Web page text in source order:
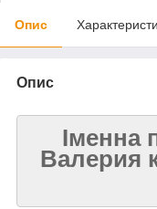
Опис
Опис
Іменна
Валерия